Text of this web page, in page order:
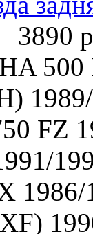
3890
500
FZ